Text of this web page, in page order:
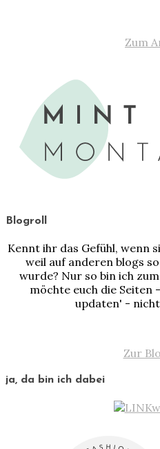
Zum
Blogroll
Kennt ihr das Gefühl, wenn
weil auf anderen blogs
wurde? Nur so bin ich
möchte euch die
updaten' -
Zur
ja, da bin ich dabei